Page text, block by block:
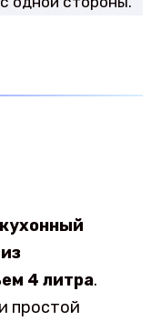
4 литра.
простой